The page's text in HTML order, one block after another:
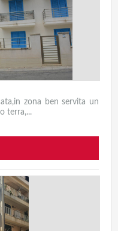
zona ben servita un
terra,...